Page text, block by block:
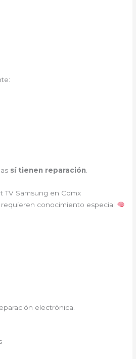
sí tienen reparación
TV Samsung en Cdmx
requieren conocimiento especial
electrónica.